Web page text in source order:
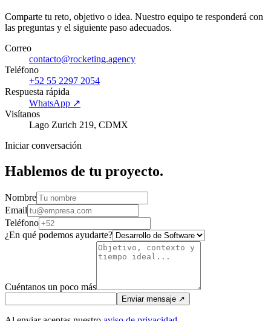
Comparte tu reto, objetivo o idea. Nuestro equipo te responderá con
las preguntas y el siguiente paso adecuados.
Correo
contacto@rocketing.agency
Teléfono
+52 55 2297 2054
Respuesta rápida
WhatsApp ↗
Visítanos
Lago Zurich 219, CDMX
Iniciar conversación
Hablemos de tu proyecto.
Nombre
Email
Teléfono
¿En qué podemos ayudarte?
Cuéntanos un poco más
Enviar mensaje ↗